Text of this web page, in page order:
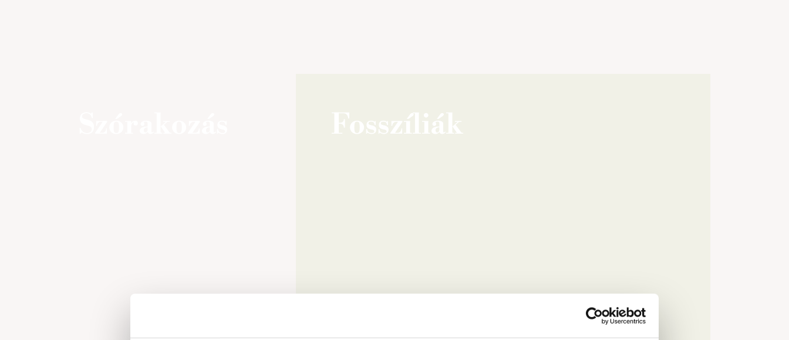
Fosszíliák